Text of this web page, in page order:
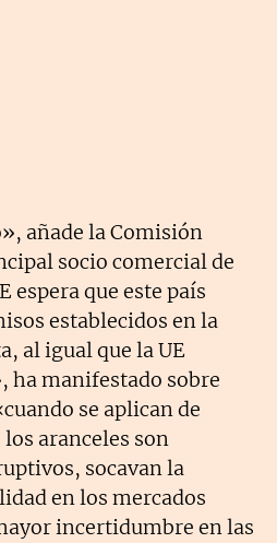
añade la Comisión
socio comercial de
espera que este país
establecidos en la
al igual que la UE
ha manifestado sobre
se aplican de
aranceles son
socavan la
en los mercados
incertidumbre en las